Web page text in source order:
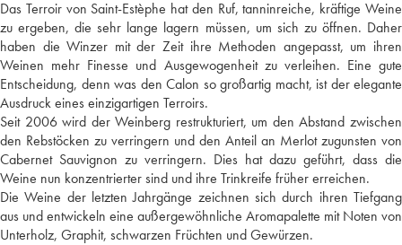
Das Terroir von Saint-Estèphe hat den Ruf, tanninreiche, kräftige Weine
zu ergeben, die sehr lange lagern müssen, um sich zu öffnen. Daher
haben die Winzer mit der Zeit ihre Methoden angepasst, um ihren
Weinen mehr Finesse und Ausgewogenheit zu verleihen. Eine gute
Entscheidung, denn was den Calon so großartig macht, ist der elegante
Ausdruck eines einzigartigen Terroirs.
Seit 2006 wird der Weinberg restrukturiert, um den Abstand zwischen
den Rebstöcken zu verringern und den Anteil an Merlot zugunsten von
Cabernet Sauvignon zu verringern. Dies hat dazu geführt, dass die
Weine nun konzentrierter sind und ihre Trinkreife früher erreichen.
Die Weine der letzten Jahrgänge zeichnen sich durch ihren Tiefgang
aus und entwickeln eine außergewöhnliche Aromapalette mit Noten von
Unterholz, Graphit, schwarzen Früchten und Gewürzen.